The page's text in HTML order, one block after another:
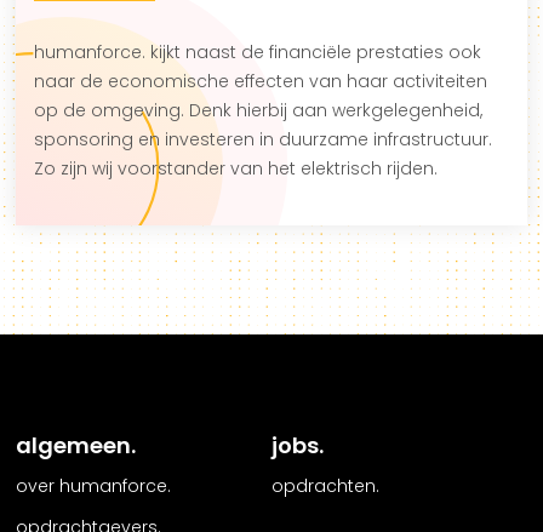
humanforce. kijkt naast de financiële prestaties ook
naar de economische effecten van haar activiteiten
op de omgeving. Denk hierbij aan werkgelegenheid,
sponsoring en investeren in duurzame infrastructuur.
Zo zijn wij voorstander van het elektrisch rijden.
algemeen.
over humanforce.
opdrachtgevers.
jobs.
opdrachten.